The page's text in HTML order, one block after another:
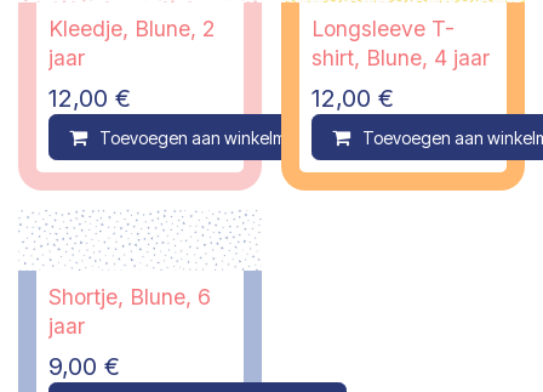
Kleedje, Blune, 2
jaar
12,00 €
Toevoegen aan winkelmandje Compare
Longsleeve T-
shirt, Blune, 4 jaar
12,00 €
Toevoegen aan
Shortje, Blune, 6
jaar
9,00 €